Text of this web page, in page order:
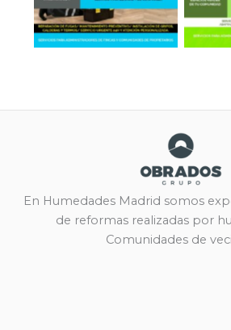
En Humedades Madrid somos
de reformas realizadas por
Comunidades de